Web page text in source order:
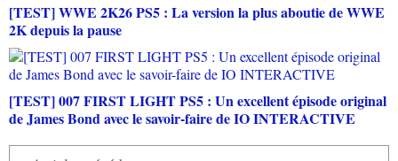
[TEST] WWE 2K26 PS5 : La version la plus aboutie de WWE
2K depuis la pause
[TEST] 007 FIRST LIGHT PS5 : Un excellent épisode original
de James Bond avec le savoir-faire de IO INTERACTIVE